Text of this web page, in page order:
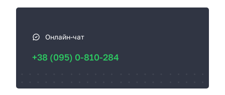
Онлайн-чат
+38 (095) 0-810-284